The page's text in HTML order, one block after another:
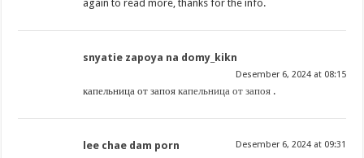
again to read more, thanks for the info.
snyatie zapoya na domy_kikn
Desember 6, 2024 at 08:15
капельница от запоякапельница от запоя .
lee chae dam porn Desember 6, 2024 at 09:31